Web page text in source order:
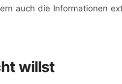
auch die Informationen
willst